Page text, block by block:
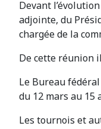
Devant
adjointe, du
chargée de la
De cette réunion
Le Bureau
du 12 mars au 15
Les tournois et